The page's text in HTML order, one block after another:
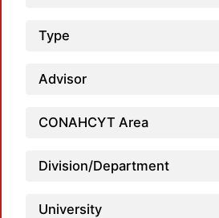
Type
Advisor
CONAHCYT Area
Division/Department
University